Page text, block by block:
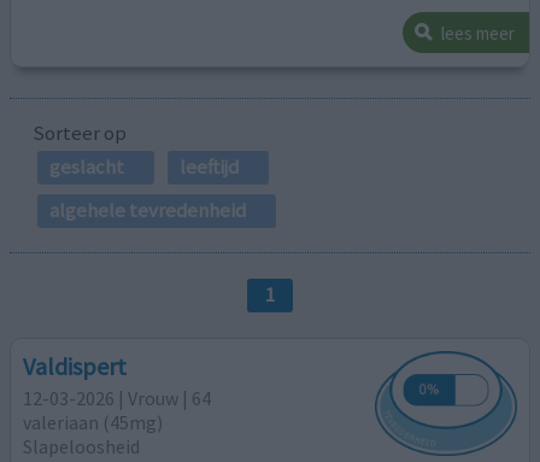
lees meer
Sorteer op
geslacht
leeftijd
algehele tevredenheid
1
Valdispert
12-03-2026 | Vrouw | 64
valeriaan (45mg)
Slapeloosheid